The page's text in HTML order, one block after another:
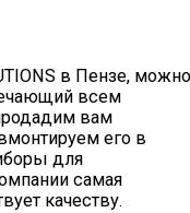
в Пензе, можно
всем
вам
его в
для
самая
качеству.